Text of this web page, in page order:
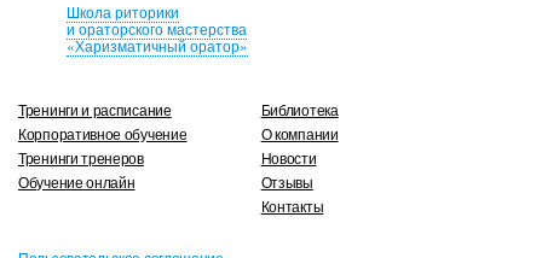
Школа риторики
и ораторского мастерства
«Харизматичный оратор»
Тренинги и расписание
Корпоративное обучение
Тренинги тренеров
Обучение онлайн
Библиотека
О компании
Новости
Отзывы
Контакты